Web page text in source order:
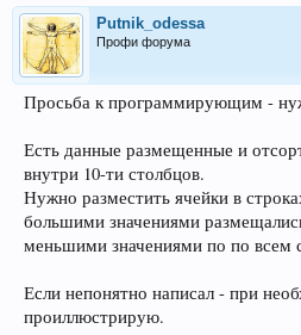
Putnik_odessa
Профи форума
Просьба к программирующим -
Есть данные размещенные и
внутри 10-ти столбцов.
Нужно разместить ячейки в
большими значениями
меньшими значениями по по всем
Если непонятно написал - при
проиллюстрирую.